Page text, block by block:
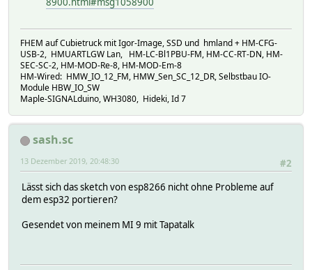
FHEM auf Cubietruck mit Igor-Image, SSD und hmland + HM-CFG-
USB-2, HMUARTLGW Lan, HM-LC-Bl1PBU-FM, HM-CC-RT-DN, HM-
SEC-SC-2, HM-MOD-Re-8, HM-MOD-Em-8
HM-Wired: HMW_IO_12_FM, HMW_Sen_SC_12_DR, Selbstbau IO-
Module HBW_IO_SW
Maple-SIGNALduino, WH3080, Hideki, Id 7
sash.sc
#2
13 Dezember 2019, 20:48:30
Lässt sich das sketch von esp8266 nicht ohne Probleme auf
dem esp32 portieren?
Gesendet von meinem MI 9 mit Tapatalk